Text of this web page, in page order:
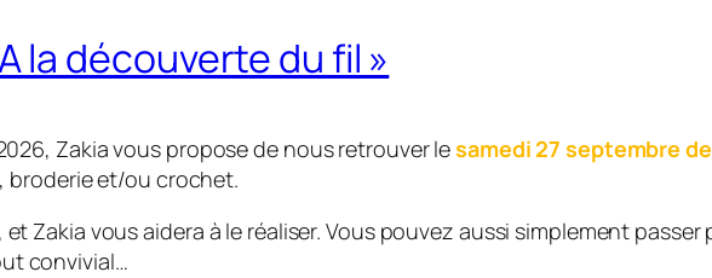
la découverte du fil »
Zakia vous propose de nous retrouver lesamedi 27 septembre de
broderie et/ou crochet.
Zakia vous aidera à le réaliser. Vous pouvez aussi simplement
convivial…